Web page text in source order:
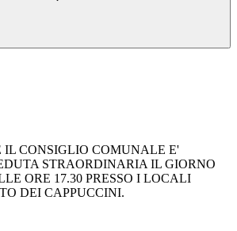
IL CONSIGLIO COMUNALE E'
STRAORDINARIA IL GIORNO
ORE 17.30 PRESSO I LOCALI
DEI CAPPUCCINI.